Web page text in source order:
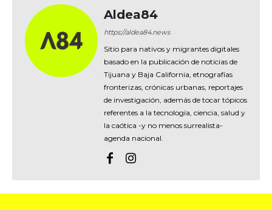
Aldea84
https://aldea84.news
Sitio para nativos y migrantes digitales
basado en la publicación de noticias de
Tijuana y Baja California, etnografías
fronterizas, crónicas urbanas, reportajes
de investigación, además de tocar tópicos
referentes a la tecnología, ciencia, salud y
la caótica -y no menos surrealista-
agenda nacional.